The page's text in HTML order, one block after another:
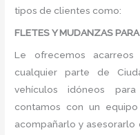
tipos de clientes como:
FLETES Y MUDANZAS
Le ofrecemos
cualquier parte de
vehículos idóneos para
contamos con un
acompañarlo y